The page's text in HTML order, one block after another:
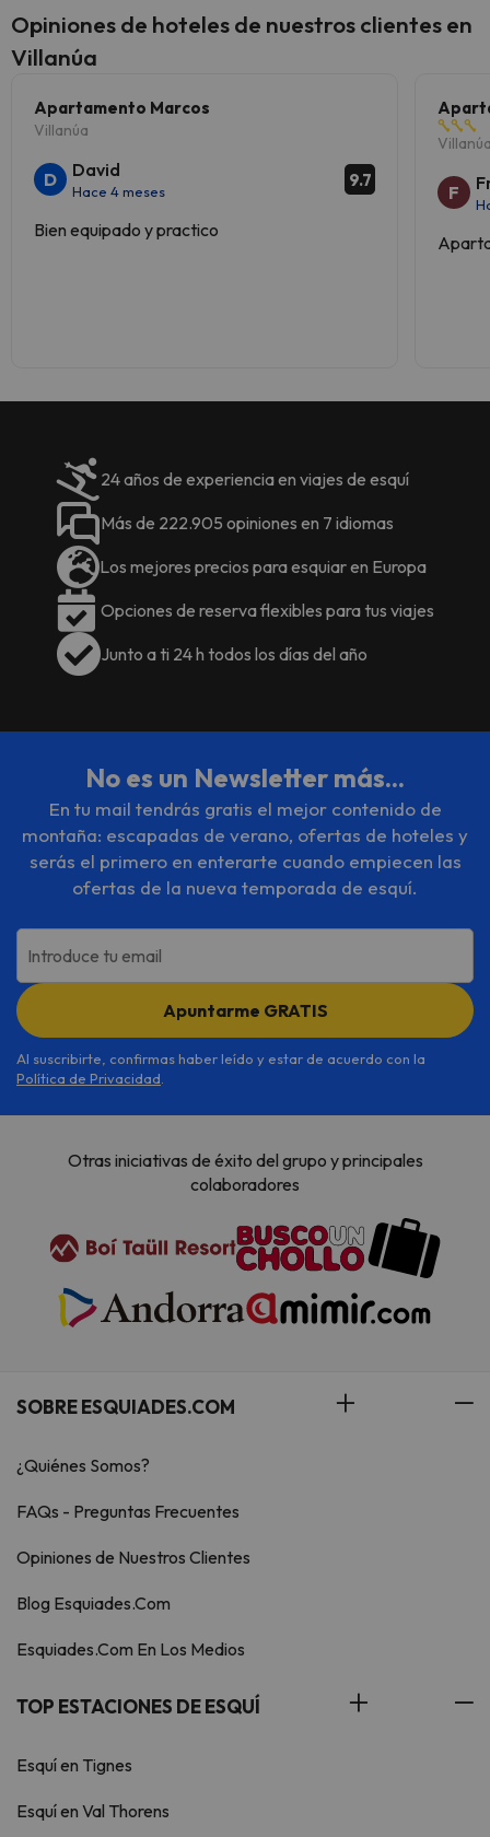
Los datos de contacto aparecen
soltera ni fiestas similares.
Opiniones de hoteles de nuestros clientes en
Villanúa
Apartamento Marcos
Villanúa
D David
Hace 4 meses
9.7
Bien equipado y practico
F
24 años de experiencia en viajes de esquí
Más de 222.905 opiniones en 7 idiomas
Los mejores precios para esquiar en Europa
Opciones de reserva flexibles para tus viajes
Junto a ti 24 h todos los días del año
No es un Newsletter más...
En tu mail tendrás gratis el mejor contenido de
montaña: escapadas de verano, ofertas de hoteles y
serás el primero en enterarte cuando empiecen las
ofertas de la nueva temporada de esquí.
Introduce tu email
Apuntarme GRATIS
Al suscribirte, confirmas haber leído y estar de acuerdo con la
Política de Privacidad
Otras iniciativas de éxito del grupo y principales
colaboradores
SOBRE ESQUIADES.COM
¿Quiénes Somos?
FAQs - Preguntas Frecuentes
Opiniones de Nuestros Clientes
Blog Esquiades.Com
Esquiades.Com En Los Medios
TOP ESTACIONES DE ESQUÍ
Esquí en Tignes
Esquí en Val Thorens